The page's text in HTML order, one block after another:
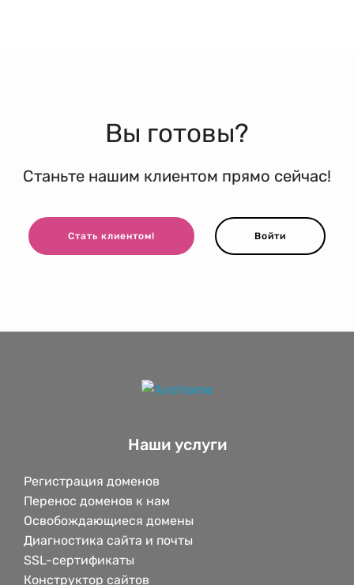
Вы готовы?
Станьте нашим клиентом прямо сейчас!
Стать клиентом! Войти
Наши услуги
Регистрация доменов
Перенос доменов к нам
Освобождающиеся домены
Диагностика сайта и почты
SSL-сертификаты
Конструктор сайтов